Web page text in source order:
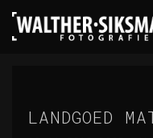
LANDGOED